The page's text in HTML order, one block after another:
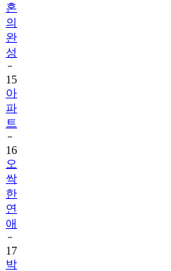
혼
의
완
성
15
아
파
트
16
오
싹
한
연
애
17
박